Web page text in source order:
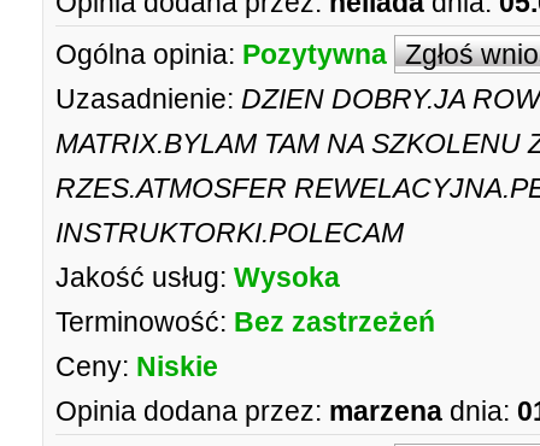
Ogólna opinia: Pozytywna Zgłoś
Uzasadnienie: DZIEN DOBRY.JA
MATRIX.BYLAM TAM NA SZKOLENU
RZES.ATMOSFER
INSTRUKTORKI.POLECAM
Jakość usług: Wysoka
Terminowość: Bez zastrzeżeń
Ceny: Niskie
Opinia dodana przez: marzena dnia: